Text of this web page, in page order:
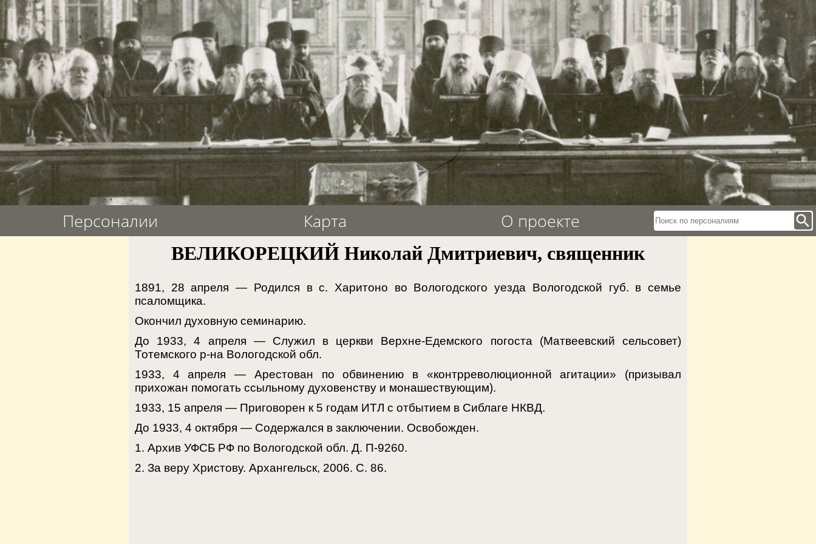
Персоналии Карта О проекте search
ВЕЛИКОРЕЦКИЙ Николай Дмитриевич, священник
1891, 28 апреля — Родился в с. Харитоно во Вологодского уезда Вологодской губ. в семье
псаломщика.
Окончил духовную семинарию.
До 1933, 4 апреля — Служил в церкви Верхне-Едемского погоста (Матвеевский сельсовет)
Тотемского р-на Вологодской обл.
1933, 4 апреля — Арестован по обвинению в «контрреволюционной агитации» (призывал
прихожан помогать ссыльному духовенству и монашествующим).
1933, 15 апреля — Приговорен к 5 годам ИТЛ с отбытием в Сиблаге НКВД.
До 1933, 4 октября — Содержался в заключении. Освобожден.
1. Архив УФСБ РФ по Вологодской обл. Д. П-9260.
2. За веру Христову. Архангельск, 2006. С. 86.